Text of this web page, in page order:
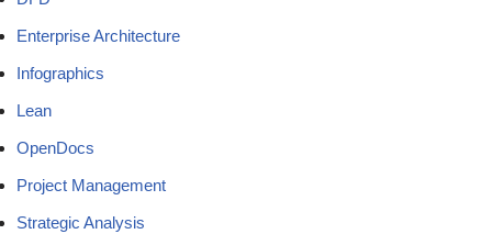
Enterprise Architecture
Infographics
Lean
OpenDocs
Project Management
Strategic Analysis